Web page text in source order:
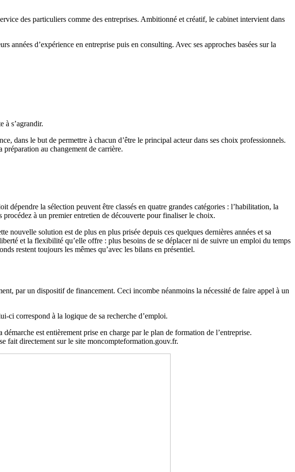
des particuliers comme des entreprises. Ambitionné et créatif, le cabinet intervient dans
d’expérience en entreprise puis en consulting. Avec ses approches basées sur la
à s’agrandir.
dans le but de permettre à chacun d’être le principal acteur dans ses choix professionnels.
au changement de carrière.
dépendre la sélection peuvent être classés en quatre grandes catégories : l’habilitation, la
à un premier entretien de découverte pour finaliser le choix.
nouvelle solution est de plus en plus prisée depuis ces quelques dernières années et sa
et la flexibilité qu’elle offre : plus besoins de se déplacer ni de suivre un emploi du temps
restent toujours les mêmes qu’avec les bilans en présentiel.
par un dispositif de financement. Ceci incombe néanmoins la nécessité de faire appel à un
ci correspond à la logique de sa recherche d’emploi.
est entièrement prise en charge par le plan de formation de l’entreprise.
fait directement sur le site moncompteformation.gouv.fr.